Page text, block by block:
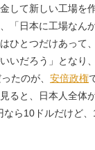
して新しい工場を
「日本に工場なん
ひとつだけあって
いだろう」となり
たのが、 安倍政権
ると、日本人全体
ら10ドルだけど